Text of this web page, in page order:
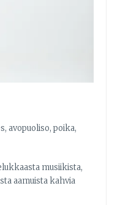
avopuoliso, poika,
musiikista,
aamuista kahvia